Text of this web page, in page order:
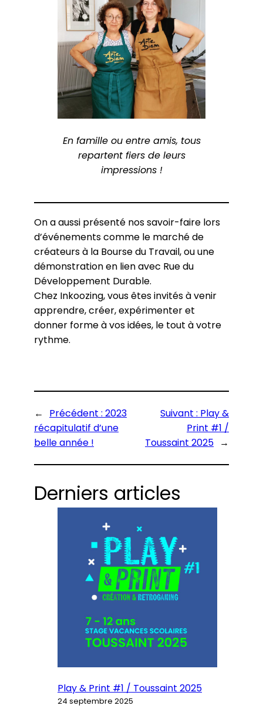
En famille ou entre amis, tous
repartent fiers de leurs
impressions !
On a aussi présenté nos savoir-faire lors
d’événements comme le marché de
créateurs à la Bourse du Travail, ou une
démonstration en lien avec Rue du
Développement Durable.
Chez Inkoozing, vous êtes invités à venir
apprendre, créer, expérimenter et
donner forme à vos idées, le tout à votre
rythme.
← Précédent : 2023
récapitulatif d’une
belle année !
Suivant : Play &
Print #1 /
Toussaint 2025 →
Derniers articles
Play & Print #1 / Toussaint 2025
24 septembre 2025